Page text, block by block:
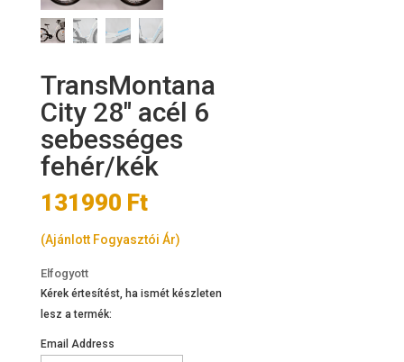
TransMontana
City 28″ acél 6
sebességes
fehér/kék
131990 Ft
(Ajánlott Fogyasztói Ár)
Elfogyott
Kérek értesítést, ha ismét készleten
lesz a termék:
Email Address